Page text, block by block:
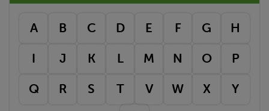
A B C D E F G H
I J K L M N O P
Q R S T V W X Y